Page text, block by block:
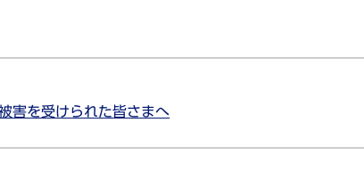
害を受けられた皆さまへ